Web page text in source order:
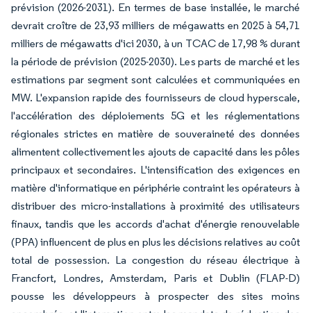
prévision (2026-2031). En termes de base installée, le marché
devrait croître de 23,93 milliers de mégawatts en 2025 à 54,71
milliers de mégawatts d'ici 2030, à un TCAC de 17,98 % durant
la période de prévision (2025-2030). Les parts de marché et les
estimations par segment sont calculées et communiquées en
MW. L'expansion rapide des fournisseurs de cloud hyperscale,
l'accélération des déploiements 5G et les réglementations
régionales strictes en matière de souveraineté des données
alimentent collectivement les ajouts de capacité dans les pôles
principaux et secondaires. L'intensification des exigences en
matière d'informatique en périphérie contraint les opérateurs à
distribuer des micro-installations à proximité des utilisateurs
finaux, tandis que les accords d'achat d'énergie renouvelable
(PPA) influencent de plus en plus les décisions relatives au coût
total de possession. La congestion du réseau électrique à
Francfort, Londres, Amsterdam, Paris et Dublin (FLAP-D)
pousse les développeurs à prospecter des sites moins